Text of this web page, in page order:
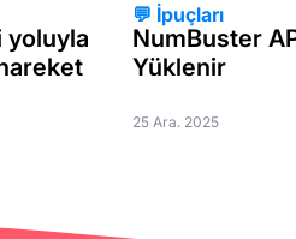
yoluyla
💬 İpuçları
NumBuster
Yüklenir
25 Ara. 2025